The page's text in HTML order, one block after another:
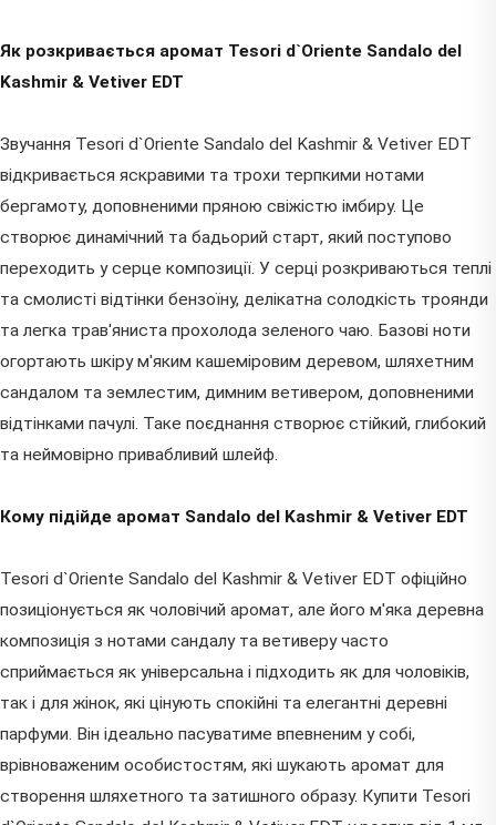
Як розкривається аромат Tesori d`Oriente Sandalo del
Kashmir & Vetiver EDT
Звучання Tesori d`Oriente Sandalo del Kashmir & Vetiver EDT
відкривається яскравими та трохи терпкими нотами
бергамоту, доповненими пряною свіжістю імбиру. Це
створює динамічний та бадьорий старт, який поступово
переходить у серце композиції. У серці розкриваються теплі
та смолисті відтінки бензоїну, делікатна солодкість троянди
та легка трав'яниста прохолода зеленого чаю. Базові ноти
огортають шкіру м'яким кашеміровим деревом, шляхетним
сандалом та землестим, димним ветивером, доповненими
відтінками пачулі. Таке поєднання створює стійкий, глибокий
та неймовірно привабливий шлейф.
Кому підійде аромат Sandalo del Kashmir & Vetiver EDT
Tesori d`Oriente Sandalo del Kashmir & Vetiver EDT офіційно
позиціонується як чоловічий аромат, але його м'яка деревна
композиція з нотами сандалу та ветиверу часто
сприймається як універсальна і підходить як для чоловіків,
так і для жінок, які цінують спокійні та елегантні деревні
парфуми. Він ідеально пасуватиме впевненим у собі,
врівноваженим особистостям, які шукають аромат для
створення шляхетного та затишного образу. Купити Tesori